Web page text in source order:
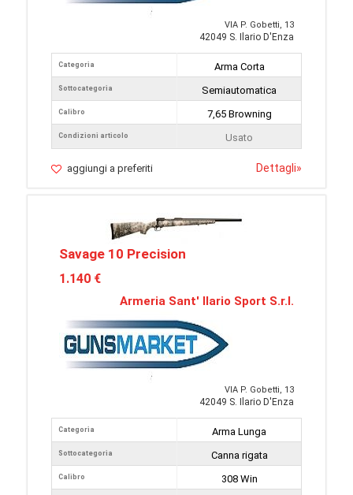
VIA P. Gobetti, 13
42049 S. Ilario D'Enza
Categoria
Sottocategoria
Calibro
Condizioni articolo
Arma Corta
Semiautomatica
7,65 Browning
Usato
aggiungi a preferiti Dettagli»
Savage 10 Precision
1.140 €
Armeria Sant' Ilario Sport S.r.l.
VIA P. Gobetti, 13
42049 S. Ilario D'Enza
Categoria
Sottocategoria
Calibro
Arma Lunga
Canna rigata
308 Win